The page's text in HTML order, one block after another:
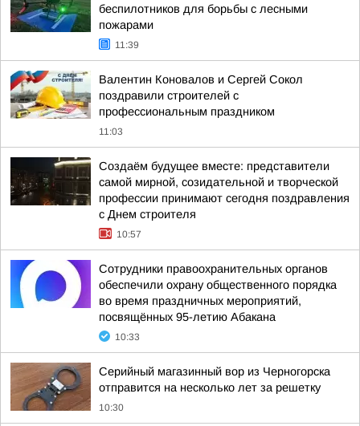
беспилотников для борьбы с лесными
пожарами
11:39
Валентин Коновалов и Сергей Сокол
поздравили строителей с
профессиональным праздником
11:03
Создаём будущее вместе: представители
самой мирной, созидательной и творческой
профессии принимают сегодня поздравления
с Днем строителя
10:57
Сотрудники правоохранительных органов
обеспечили охрану общественного порядка
во время праздничных мероприятий,
посвящённых 95-летию Абакана
10:33
Серийный магазинный вор из Черногорска
отправится на несколько лет за решетку
10:30